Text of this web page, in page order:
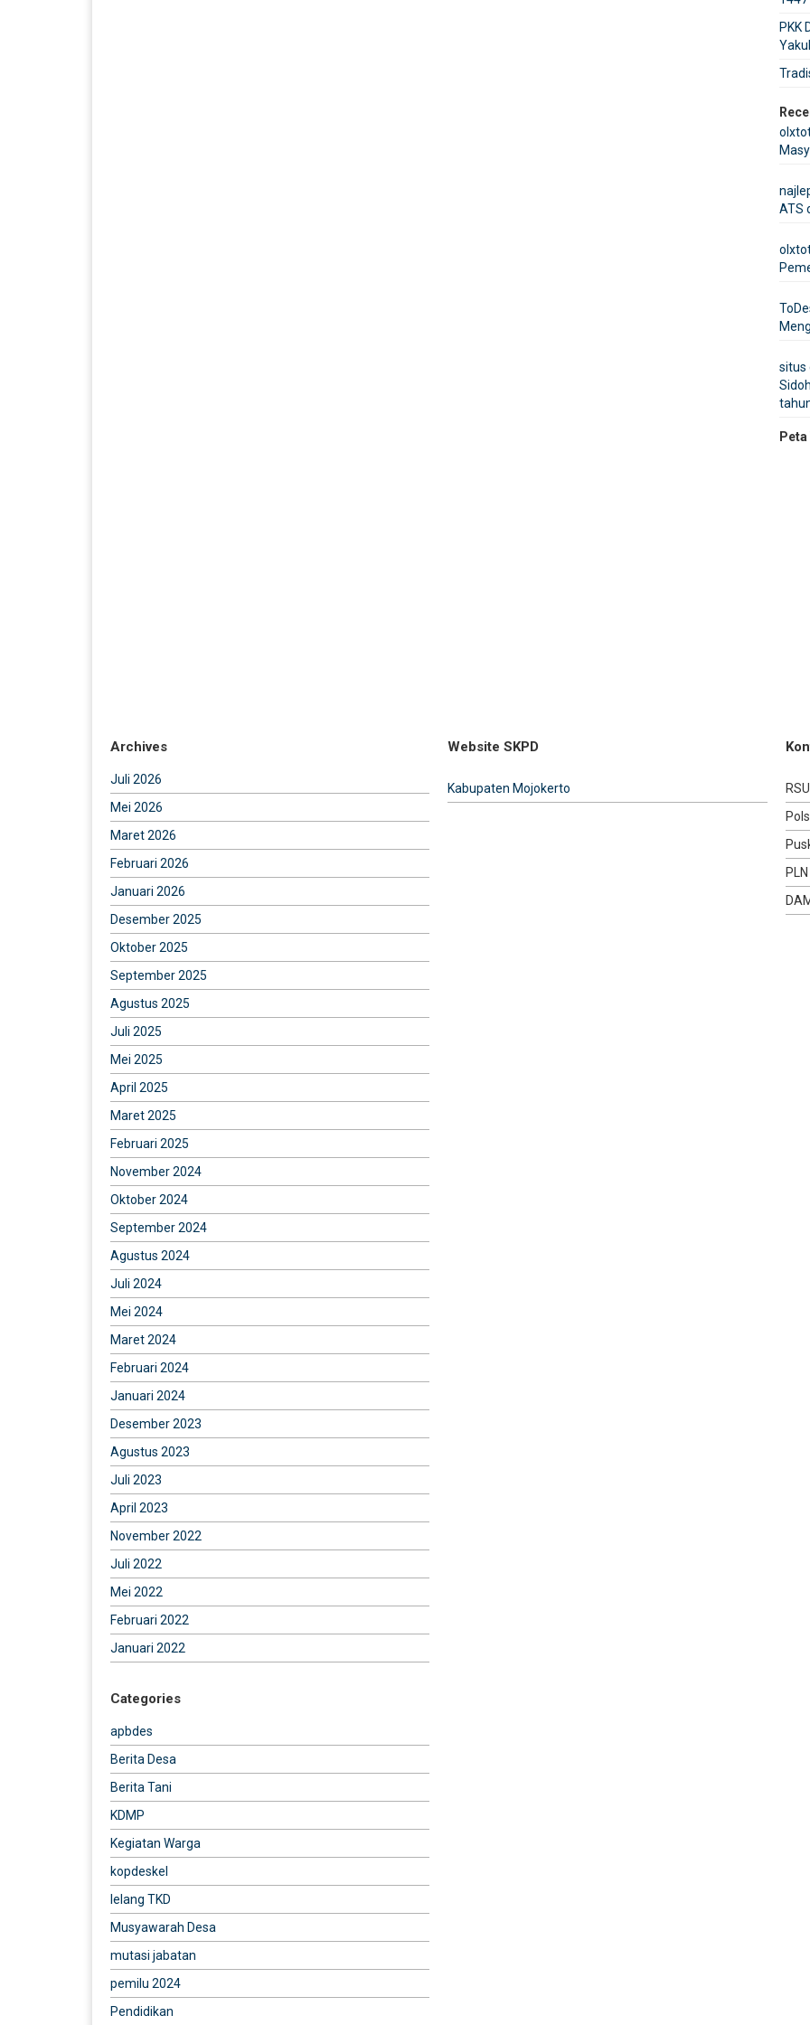
PKK
ATS
situs
Archives
Juli 2026
Mei 2026
Maret 2026
Februari 2026
Januari 2026
Desember 2025
Oktober 2025
September 2025
Agustus 2025
Juli 2025
Mei 2025
April 2025
Maret 2025
Februari 2025
November 2024
Oktober 2024
September 2024
Agustus 2024
Juli 2024
Mei 2024
Maret 2024
Februari 2024
Januari 2024
Desember 2023
Agustus 2023
Juli 2023
April 2023
November 2022
Juli 2022
Mei 2022
Februari 2022
Januari 2022
Categories
apbdes
Berita Desa
Berita Tani
KDMP
Kegiatan Warga
kopdeskel
lelang TKD
Musyawarah Desa
mutasi jabatan
pemilu 2024
Pendidikan
Website SKPD
Kabupaten Mojokerto
PLN